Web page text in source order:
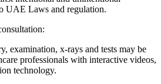
UAE Laws and regulation.
examination, x-rays and tests may be
professionals with interactive videos,
technology.